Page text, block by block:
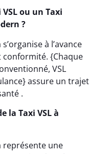
ou un Taxi
?
à l’avance
{Chaque
VSL
assure un trajet
.
la Taxi VSL à
représente une